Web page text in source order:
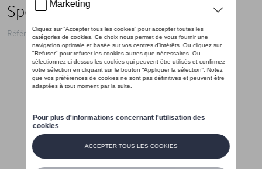
Spoiler avant, apprêté, Oettinger
Référence: 5H0071606 GRU